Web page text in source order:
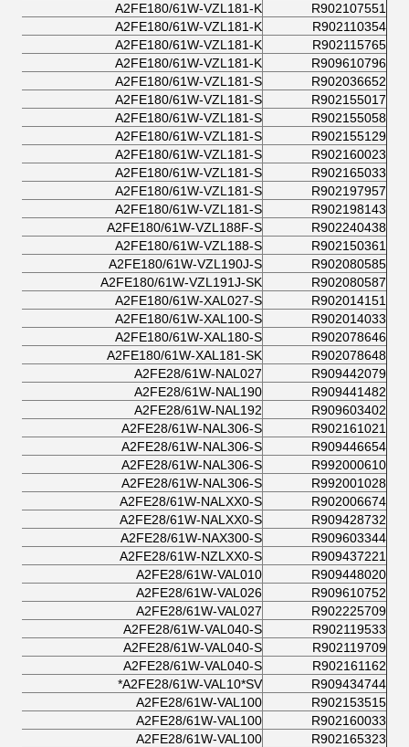
R902107551
A2FE180/61W-VZL181-K
R902110354
A2FE180/61W-VZL181-K
R902115765
A2FE180/61W-VZL181-K
R909610796
A2FE180/61W-VZL181-K
R902036652
A2FE180/61W-VZL181-S
R902155017
A2FE180/61W-VZL181-S
R902155058
A2FE180/61W-VZL181-S
R902155129
A2FE180/61W-VZL181-S
R902160023
A2FE180/61W-VZL181-S
R902165033
A2FE180/61W-VZL181-S
R902197957
A2FE180/61W-VZL181-S
R902198143
A2FE180/61W-VZL181-S
R902240438
A2FE180/61W-VZL188F-S
R902150361
A2FE180/61W-VZL188-S
R902080585
A2FE180/61W-VZL190J-S
R902080587
A2FE180/61W-VZL191J-SK
R902014151
A2FE180/61W-XAL027-S
R902014033
A2FE180/61W-XAL100-S
R902078646
A2FE180/61W-XAL180-S
R902078648
A2FE180/61W-XAL181-SK
R909442079
A2FE28/61W-NAL027
R909441482
A2FE28/61W-NAL190
R909603402
A2FE28/61W-NAL192
R902161021
A2FE28/61W-NAL306-S
R909446654
A2FE28/61W-NAL306-S
R992000610
A2FE28/61W-NAL306-S
R992001028
A2FE28/61W-NAL306-S
R902006674
A2FE28/61W-NALXX0-S
R909428732
A2FE28/61W-NALXX0-S
R909603344
A2FE28/61W-NAX300-S
R909437221
A2FE28/61W-NZLXX0-S
R909448020
A2FE28/61W-VAL010
R909610752
A2FE28/61W-VAL026
R902225709
A2FE28/61W-VAL027
R902119533
A2FE28/61W-VAL040-S
R902119709
A2FE28/61W-VAL040-S
R902161162
A2FE28/61W-VAL040-S
R909434744
A2FE28/61W-VAL10*SV*
R902153515
A2FE28/61W-VAL100
R902160033
A2FE28/61W-VAL100
R902165323
A2FE28/61W-VAL100